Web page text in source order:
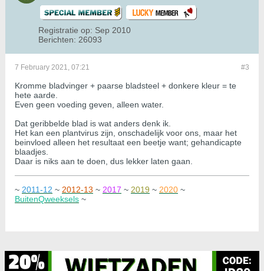
Registratie op: Sep 2010
Berichten: 26093
#3
7 February 2021, 07:21
Kromme bladvinger + paarse bladsteel + donkere kleur = te
hete aarde.
Even geen voeding geven, alleen water.
Dat geribbelde blad is wat anders denk ik.
Het kan een plantvirus zijn, onschadelijk voor ons, maar het
beinvloed alleen het resultaat een beetje want; gehandicapte
blaadjes.
Daar is niks aan te doen, dus lekker laten gaan.
~ 2011-12 ~ 2012-13 ~ 2017 ~ 2019 ~ 2020 ~
BuitenQweeksels ~